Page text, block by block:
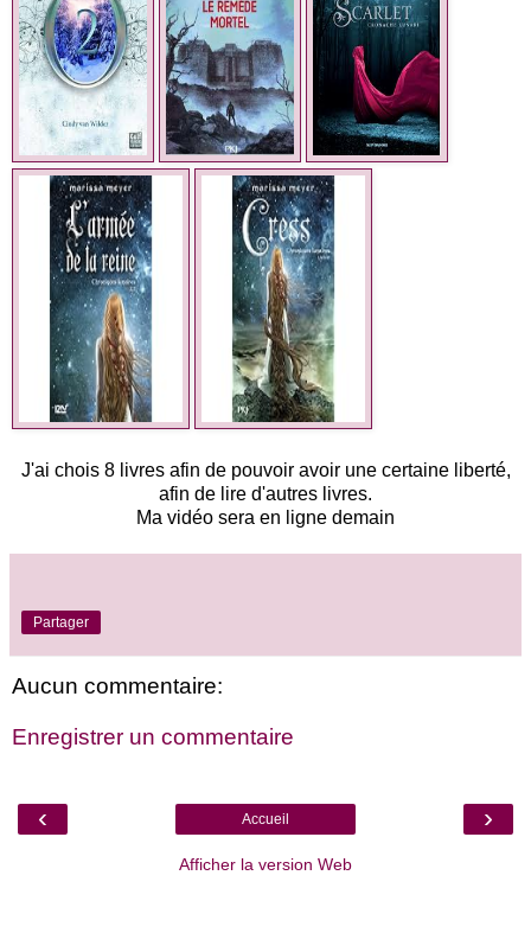
J'ai chois 8 livres afin de pouvoir avoir une certaine liberté,
afin de lire d'autres livres.
Ma vidéo sera en ligne demain
Partager
Aucun commentaire:
Enregistrer un commentaire
‹ ›
Accueil
Afficher la version Web